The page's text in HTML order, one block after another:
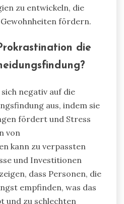
zu entwickeln, die
fördern.
die
negativ auf die
aus, indem sie
fördert und Stress
von
kann zu verpassten
und Investitionen
dass Personen, die
empfinden, was das
und zu schlechten